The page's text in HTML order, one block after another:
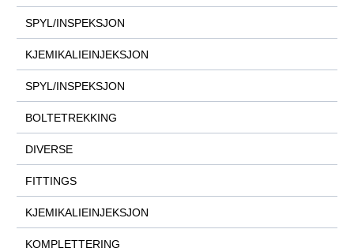
SPYL/INSPEKSJON
KJEMIKALIEINJEKSJON
SPYL/INSPEKSJON
BOLTETREKKING
DIVERSE
FITTINGS
KJEMIKALIEINJEKSJON
KOMPLETTERING